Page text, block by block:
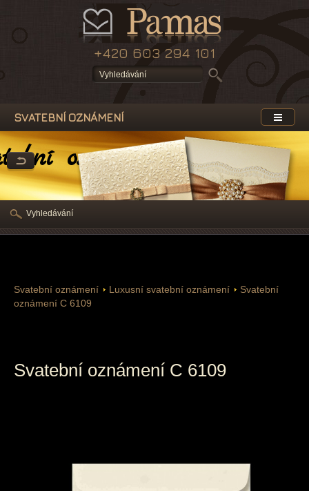
oznámení
+420 603 294 101
SVATEBNÍ OZNÁMENÍ
Svatební oznámení Luxusní svatební oznámení
Svatební
oznámení C 6109
Svatební oznámení C 6109
Vyhledávání